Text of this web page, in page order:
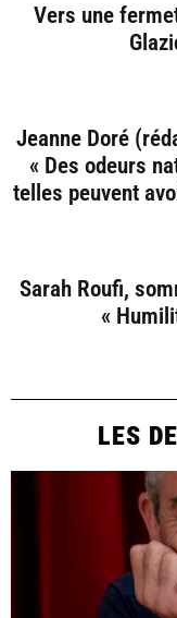
Vers une
Jeanne Doré
« Des odeurs
telles peuvent
Sarah Roufi,
«
LES